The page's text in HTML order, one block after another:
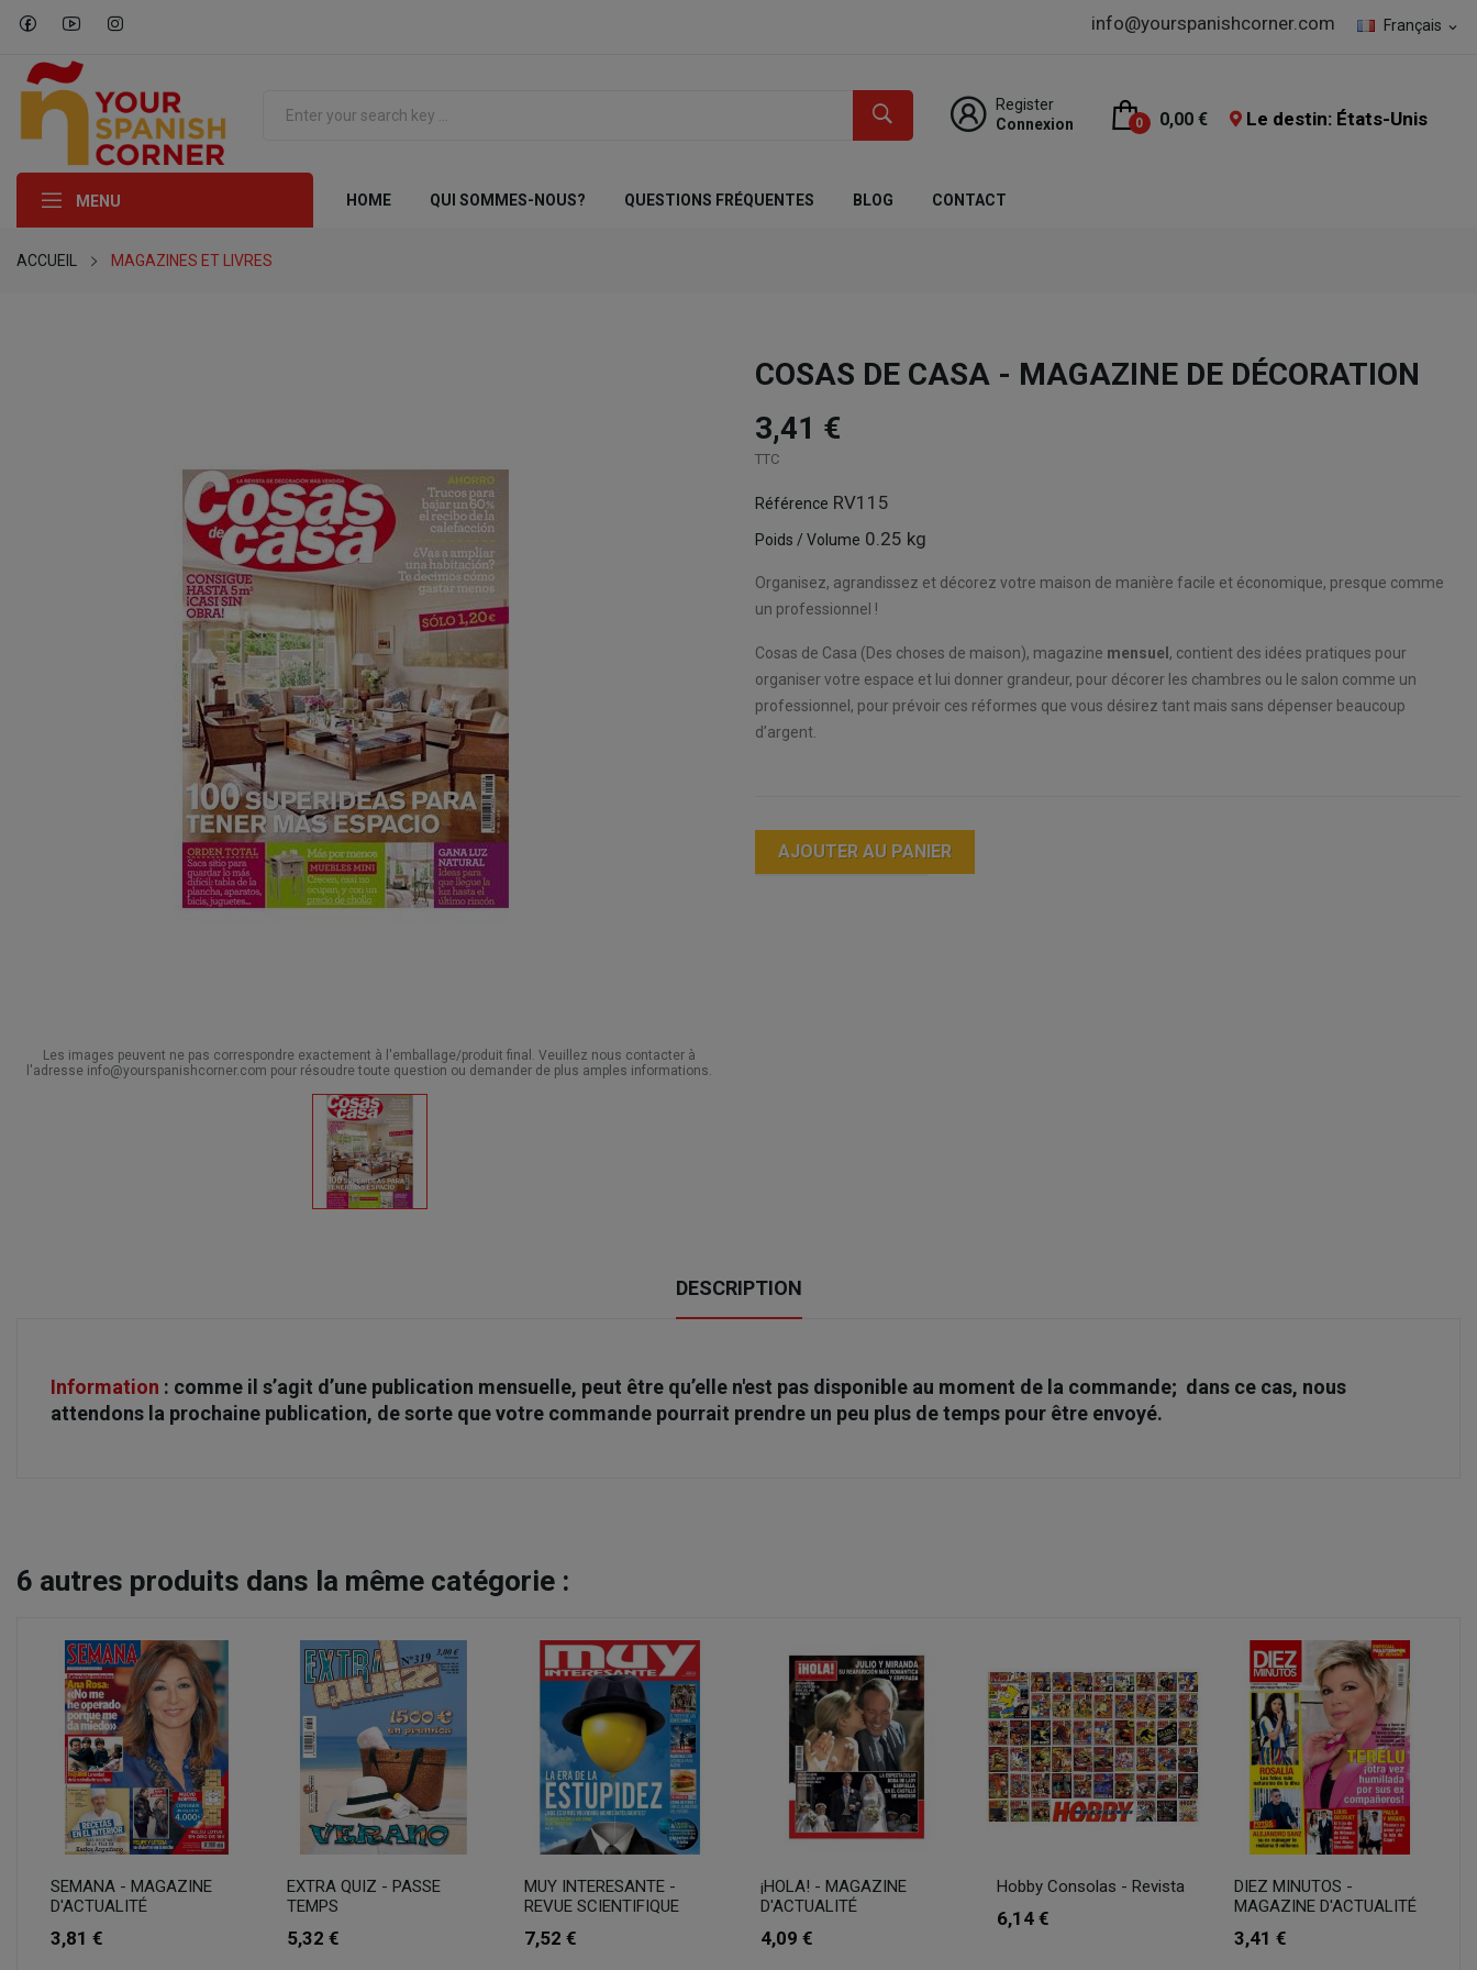
Français expand_more
info@yourspanishcorner.com
Register
Connexion
0 0,00 € Le destin: États-Unis
MENU HOME QUI SOMMES-NOUS? QUESTIONS FRÉQUENTES BLOG CONTACT
ACCUEIL MAGAZINES ET LIVRES
Les images peuvent ne pas correspondre exactement à l'emballage/produit final. Veuillez nous contacter à
l'adresse info@yourspanishcorner.com pour résoudre toute question ou demander de plus amples informations.
COSAS DE CASA - MAGAZINE DE DÉCORATION
3,41 €
TTC
Référence RV115
Poids / Volume 0.25 kg
Organisez, agrandissez et décorez votre maison de manière facile et économique, presque comme
un professionnel !
Cosas de Casa (Des choses de maison), magazine mensuel , contient des idées pratiques pour
organiser votre espace et lui donner grandeur, pour décorer les chambres ou le salon comme un
professionnel, pour prévoir ces réformes que vous désirez tant mais sans dépenser beaucoup
d’argent.
AJOUTER AU PANIER
DESCRIPTION
Information : comme il s’agit d’une publication mensuelle, peut être qu’elle n'est pas disponible au moment de la commande; dans ce cas, nous
attendons la prochaine publication, de sorte que votre commande pourrait prendre un peu plus de temps pour être envoyé.
6 autres produits dans la même catégorie :
SEMANA - MAGAZINE
D'ACTUALITÉ
3,81 €
EXTRA QUIZ - PASSE
TEMPS
5,32 €
MUY INTERESANTE -
REVUE SCIENTIFIQUE
7,52 €
¡HOLA! - MAGAZINE
D'ACTUALITÉ
4,09 €
Hobby Consolas - Revista
6,14 €
DIEZ MINUTOS -
MAGAZINE D'ACTUALITÉ
3,41 €